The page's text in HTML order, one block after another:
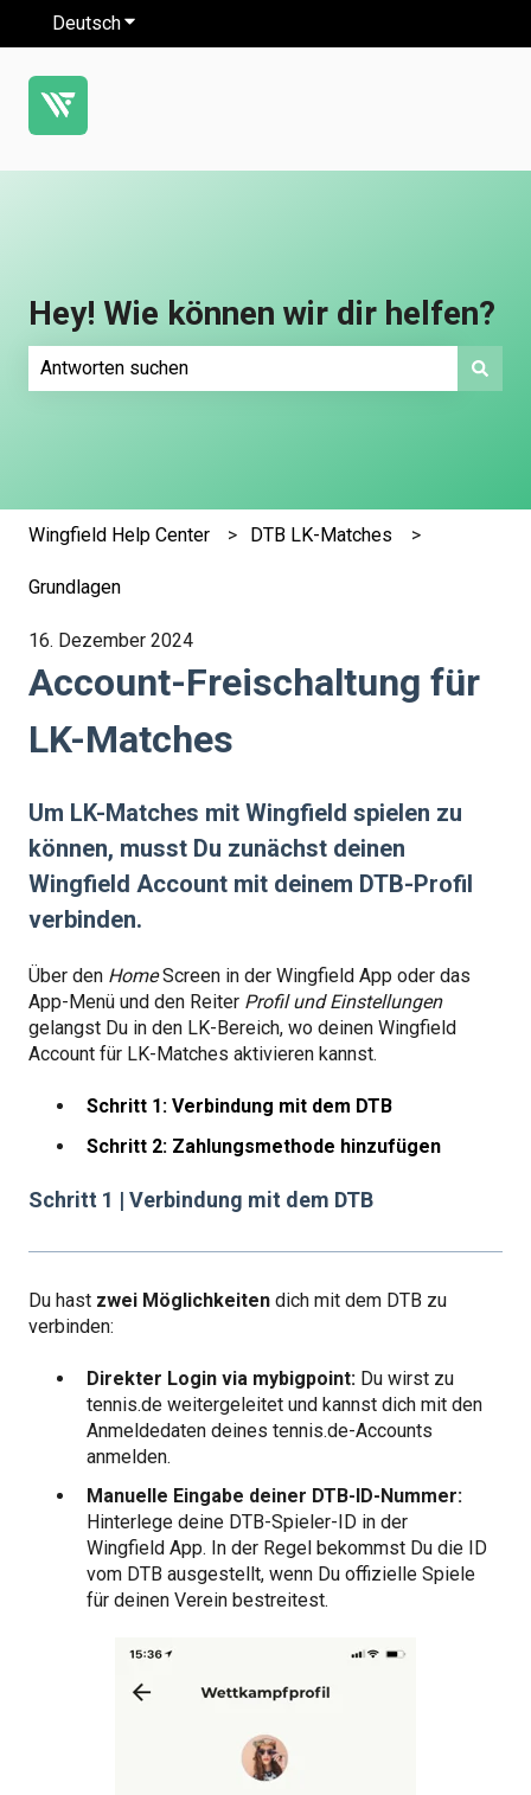
DeutschUntermenü für Übersetzungen anzeigen
Hey! Wie können wir dir helfen?
Wingfield Help Center DTB LK-Matches
Grundlagen
16. Dezember 2024
Account-Freischaltung für
LK-Matches
Um LK-Matches mit Wingfield spielen zu
können, musst Du zunächst deinen
Wingfield Account mit deinem DTB-Profil
verbinden.
Über den HomeScreen in der Wingfield App oder das
App-Menü und den Reiter Profil und Einstellungen
gelangst Du in den LK-Bereich, wo deinen Wingfield
Account für LK-Matches aktivieren kannst.
Schritt 1: Verbindung mit dem DTB
Schritt 2: Zahlungsmethode hinzufügen
Schritt 1 | Verbindung mit dem DTB
Du hast zwei Möglichkeiten dich mit dem DTB zu
verbinden:
Direkter Login via mybigpoint: Du wirst zu
tennis.de weitergeleitet und kannst dich mit den
Anmeldedaten deines tennis.de-Accounts
anmelden.
Manuelle Eingabe deiner DTB-ID-Nummer:
Hinterlege deine DTB-Spieler-ID in der
Wingfield App. In der Regel bekommst Du die ID
vom DTB ausgestellt, wenn Du offizielle Spiele
für deinen Verein bestreitest.